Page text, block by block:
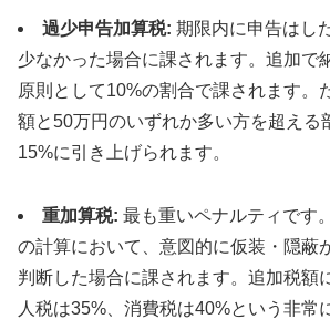
過少申告加算税: 期限内に申告はし
少なかった場合に課されます。追加で
原則として10%の割合で課されます。
額と50万円のいずれか多い方を超える
15%に引き上げられます。
重加算税: 最も重いペナルティです
の計算において、意図的に仮装・隠蔽
判断した場合に課されます。追加税額
人税は35%、消費税は40%という非常